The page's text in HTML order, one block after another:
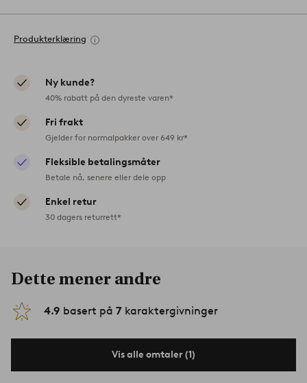
Produkterklæring
Ny kunde?
40% rabatt på den dyreste varen*
Fri frakt
Gjelder for normalpakker over 649 kr*
Fleksible betalingsmåter
Betale nå, senere eller dele opp
Enkel retur
30 dagers returrett*
Dette mener andre
4.9 basert på 7 karaktergivninger
Vis alle omtaler (1)